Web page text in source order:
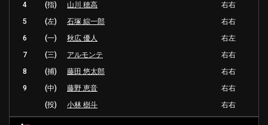
4
(指) 山川 穂高
右右
5
(左) 石塚 綜一郎
右右
6
(一) 秋広 優人
右左
7
(三) アルモンテ
右右
8
(捕) 藤田 悠太郎
右右
9
(中) 藤野 恵音
右右
(投)
小林 樹斗 右右